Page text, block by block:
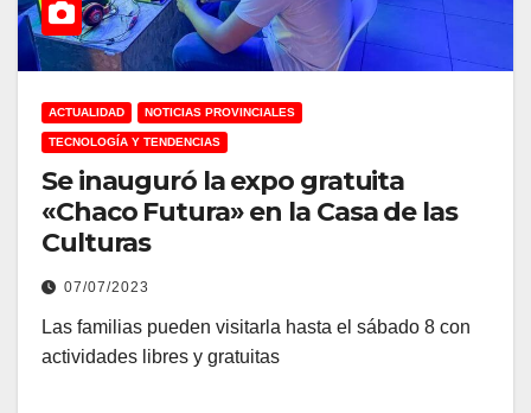
ACTUALIDAD NOTICIAS PROVINCIALES
TECNOLOGÍA Y TENDENCIAS
Se inauguró la expo gratuita
«Chaco Futura» en la Casa de las
Culturas
07/07/2023
Las familias pueden visitarla hasta el sábado 8 con
actividades libres y gratuitas